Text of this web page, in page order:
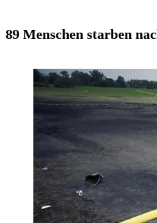
89 Menschen starben